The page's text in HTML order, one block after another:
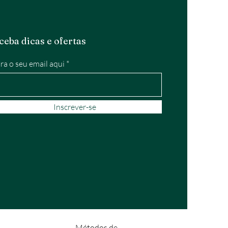
dicas e ofertas
o seu email aqui
Inscrever-se